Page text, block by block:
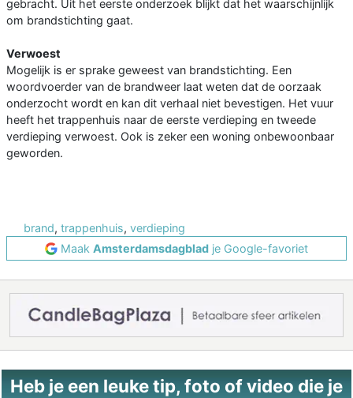
gebracht. Uit het eerste onderzoek blijkt dat het waarschijnlijk
om brandstichting gaat.
Verwoest
Mogelijk is er sprake geweest van brandstichting. Een
woordvoerder van de brandweer laat weten dat de oorzaak
onderzocht wordt en kan dit verhaal niet bevestigen. Het vuur
heeft het trappenhuis naar de eerste verdieping en tweede
verdieping verwoest. Ook is zeker een woning onbewoonbaar
geworden.
brand, trappenhuis, verdieping
Maak Amsterdamsdagblad je Google-favoriet
Heb je een leuke tip, foto of video die je